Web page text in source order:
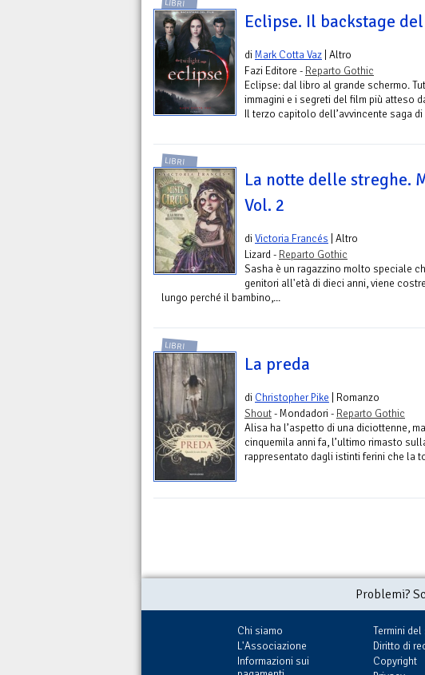
LIBRI
Eclipse. Il backstage
di Mark Cotta Vaz | Altro
Fazi Editore - Reparto Gothic
Eclipse: dal libro al grande schermo.
immagini e i segreti del film più atteso
Il terzo capitolo dell’avvincente saga di
LIBRI
La notte delle streghe.
Vol. 2
diVictoria Francés | Altro
Lizard - Reparto Gothic
Sasha è un ragazzino molto speciale
genitori all'età di dieci anni, viene
lungo perché il bambino,...
LIBRI
La preda
di Christopher Pike | Romanzo
Shout- Mondadori - Reparto Gothic
Alisa ha l’aspetto di una diciottenne,
cinquemila anni fa, l’ultimo rimasto
rappresentato dagli istinti ferini che la
Problemi?
Chi siamo
L'Associazione
Informazioni sui
Termini del
Diritto di
Copyright